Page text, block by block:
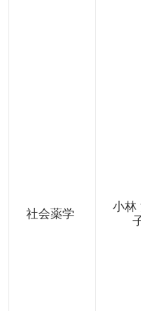
社会薬学
小林